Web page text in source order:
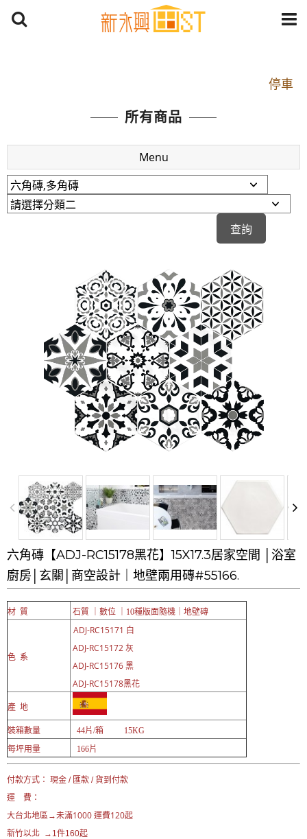
停車
捷運： 中和線【頂溪站 2 號出口】往中山路1段139
原Line已滿 無法加Line好友 請親愛的客戶加入
LINE官方帳號@a0975005573
開車：中山路1段 到永平路路口(樂華夜市口)門口可
停車
捷運： 中和線【頂溪站 2 號出口】往中山路1段139
原Line已滿 無法加Line好友 請親愛的客戶加入
LINE官方帳號@a0975005573
所有商品
Menu
六角磚【ADJ-RC15178黑花】15X17.3居家空間 │浴室
廚房│玄關│商空設計｜地壁兩用磚#55166.
材 質 石質 ｜數位 ｜10種版面隨機｜ 地壁磚
色 系
ADJ-RC15171 白
ADJ-RC15172 灰
ADJ-RC15176 黑
ADJ-RC15178黑花
產 地
裝箱數量
44片/箱 15KG
每坪用量
166片
付款方式： 現金 / 匯款 / 貨到付款
運 費：
大台北地區→未滿1000 運費120起
新竹以北 →1件160起